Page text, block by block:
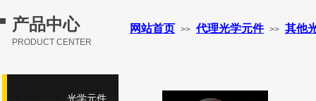
产品中心
PRODUCT CENTER
光学元件
网站首页 >> 代理光学元件 >> 其他